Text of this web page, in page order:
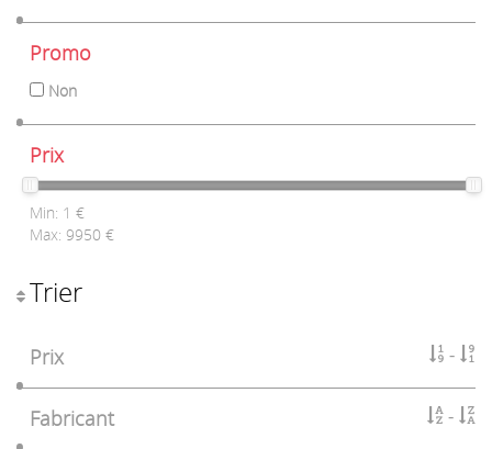
Promo
Non
Prix
Min: 1 €
Max: 9950 €
Trier
Prix
Fabricant